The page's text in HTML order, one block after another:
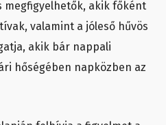
megfigyelhetők, akik főként
valamint a jóleső hűvös
akik bár nappali
hőségében napközben az